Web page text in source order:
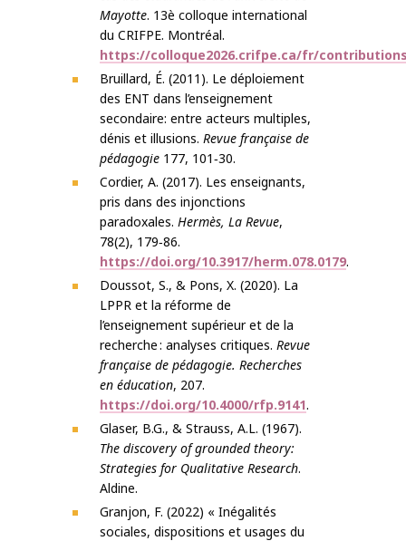
Mayotte. 13è colloque international
du CRIFPE. Montréal.
https://colloque2026.crifpe.ca/fr/
Bruillard, É. (2011). Le déploiement
des ENT dans l’enseignement
secondaire: entre acteurs multiples,
dénis et illusions. Revue française de
pédagogie 177, 101‑30.
Cordier, A. (2017). Les enseignants,
pris dans des injonctions
paradoxales. Hermès, La Revue,
78(2), 179‑86.
https://doi.org/10.3917/herm.078.0179.
Doussot, S., & Pons, X. (2020). La
LPPR et la réforme de
l’enseignement supérieur et de la
recherche : analyses critiques. Revue
française de pédagogie. Recherches
en éducation, 207.
https://doi.org/10.4000/rfp.9141.
Glaser, B.G., & Strauss, A.L. (1967).
The discovery of grounded theory:
Strategies for Qualitative Research.
Aldine.
Granjon, F. (2022) « Inégalités
sociales, dispositions et usages du